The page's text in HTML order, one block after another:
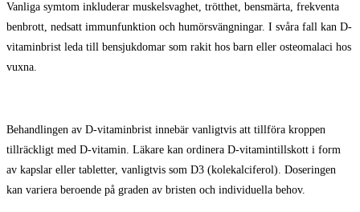
Vanliga symtom inkluderar muskelsvaghet, trötthet, bensmärta, frekventa
benbrott, nedsatt immunfunktion och humörsvängningar. I svåra fall kan D-
vitaminbrist leda till bensjukdomar som rakit hos barn eller osteomalaci hos
vuxna.
Behandlingen av D-vitaminbrist innebär vanligtvis att tillföra kroppen
tillräckligt med D-vitamin. Läkare kan ordinera D-vitamintillskott i form
av kapslar eller tabletter, vanligtvis som D3 (kolekalciferol). Doseringen
kan variera beroende på graden av bristen och individuella behov.